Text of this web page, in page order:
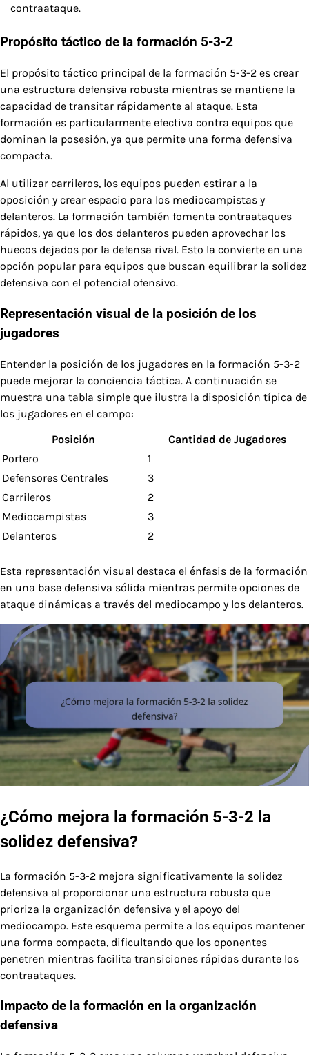
contraataque.
Propósito táctico de la formación 5-3-2
El propósito táctico principal de la formación 5-3-2 es crear
una estructura defensiva robusta mientras se mantiene la
capacidad de transitar rápidamente al ataque. Esta
formación es particularmente efectiva contra equipos que
dominan la posesión, ya que permite una forma defensiva
compacta.
Al utilizar carrileros, los equipos pueden estirar a la
oposición y crear espacio para los mediocampistas y
delanteros. La formación también fomenta contraataques
rápidos, ya que los dos delanteros pueden aprovechar los
huecos dejados por la defensa rival. Esto la convierte en una
opción popular para equipos que buscan equilibrar la solidez
defensiva con el potencial ofensivo.
Representación visual de la posición de los
jugadores
Entender la posición de los jugadores en la formación 5-3-2
puede mejorar la conciencia táctica. A continuación se
muestra una tabla simple que ilustra la disposición típica de
los jugadores en el campo:
Posición
Cantidad de Jugadores
Portero
1
Defensores Centrales
3
Carrileros
2
Mediocampistas
3
Delanteros
2
Esta representación visual destaca el énfasis de la formación
en una base defensiva sólida mientras permite opciones de
ataque dinámicas a través del mediocampo y los delanteros.
¿Cómo mejora la formación 5-3-2 la
solidez defensiva?
La formación 5-3-2 mejora significativamente la solidez
defensiva al proporcionar una estructura robusta que
prioriza la organización defensiva y el apoyo del
mediocampo. Este esquema permite a los equipos mantener
una forma compacta, dificultando que los oponentes
penetren mientras facilita transiciones rápidas durante los
contraataques.
Impacto de la formación en la organización
defensiva